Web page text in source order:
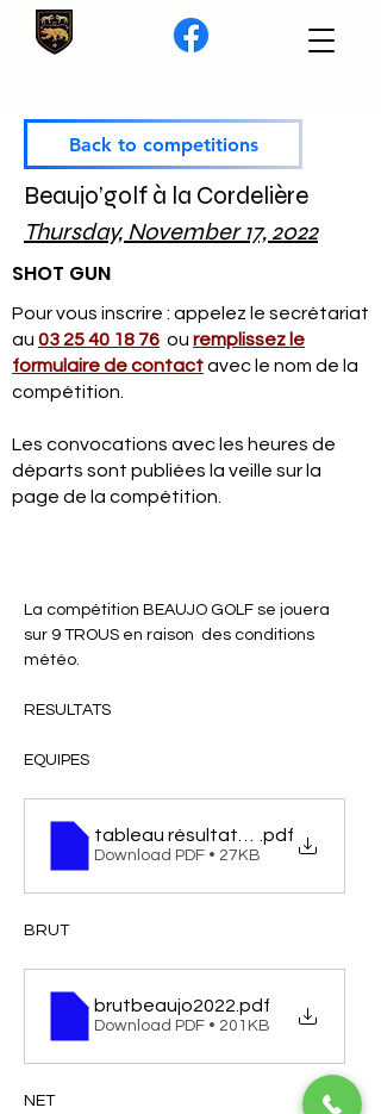
Back to competitions
Beaujo’golf à la Cordelière
Thursday, November 17, 2022
SHOT GUN
Pour vous inscrire : appelez le secrétariat
au 03 25 40 18 76 ou remplissez le
formulaire de contactavec le nom de la
compétition.
Les convocations avec les heures de
départs sont publiées la veille sur la
page de la compétition.
La compétition BEAUJO GOLF se jouera
sur 9 TROUS en raison  des conditions
météo.
RESULTATS
EQUIPES
tableau résultats beaujogolf
.pdf
Download PDF • 27KB
BRUT
brutbeaujo2022 .pdf
Download PDF • 201KB
NET